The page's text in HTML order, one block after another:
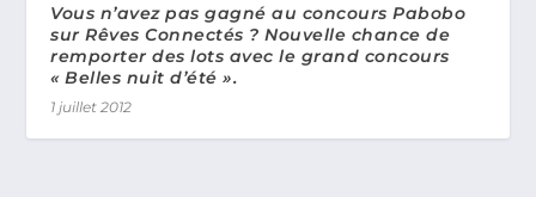
Vous n’avez pas gagné au concours Pabobo
sur Rêves Connectés ? Nouvelle chance de
remporter des lots avec le grand concours
« Belles nuit d’été ».
1 juillet 2012